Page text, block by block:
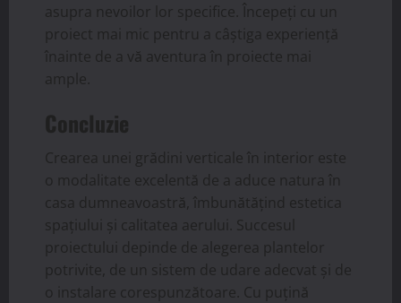
asupra nevoilor lor specifice. Începeți cu un
proiect mai mic pentru a câștiga experiență
înainte de a vă aventura în proiecte mai
ample.
Concluzie
Crearea unei grădini verticale în interior este
o modalitate excelentă de a aduce natura în
casa dumneavoastră, îmbunătățind estetica
spațiului și calitatea aerului. Succesul
proiectului depinde de alegerea plantelor
potrivite, de un sistem de udare adecvat și de
o instalare corespunzătoare. Cu puțină